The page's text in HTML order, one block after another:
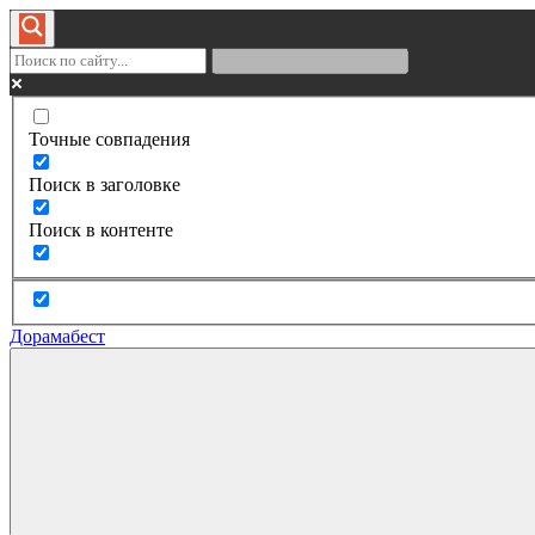
Точные совпадения
Поиск в заголовке
Поиск в контенте
Дорамабест